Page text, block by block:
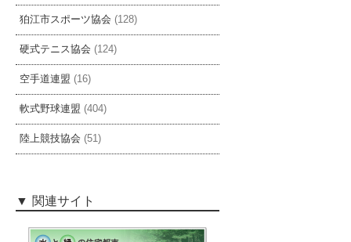
狛江市スポーツ協会 (128)
硬式テニス協会 (124)
空手道連盟 (16)
軟式野球連盟 (404)
陸上競技協会 (51)
関連サイト